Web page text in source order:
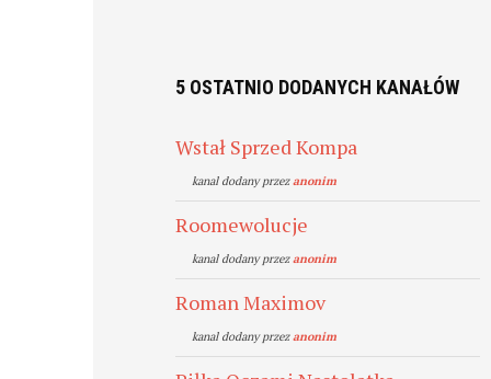
5 OSTATNIO DODANYCH KANAŁÓW
Wstał Sprzed Kompa
kanal dodany przezanonim
Roomewolucje
kanal dodany przezanonim
Roman Maximov
kanal dodany przezanonim